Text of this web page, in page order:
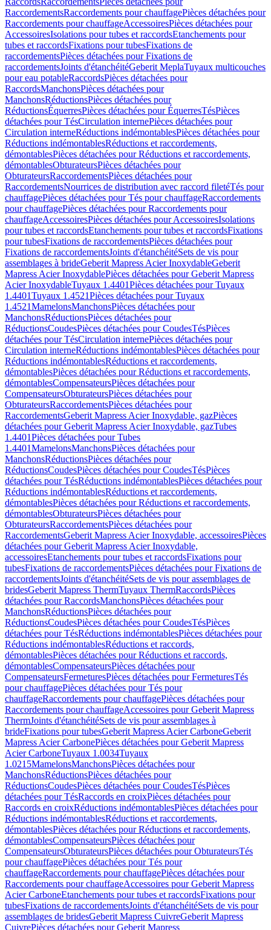
RaccordementsRaccordements pour chauffagePièces détachées pour
Raccordements pour chauffageAccessoiresPièces détachées pour
AccessoiresIsolations pour tubes et raccordsEtanchements pour
tubes et raccordsFixations pour tubesFixations de
raccordementsPièces détachées pour Fixations de
raccordementsJoints d'étanchéitéGeberit MeplaTuyaux multicouches
pour eau potableRaccordsPièces détachées pour
RaccordsManchonsPièces détachées pour
ManchonsRéductionsPièces détachées pour
RéductionsÉquerresPièces détachées pour ÉquerresTésPièces
détachées pour TésCirculation internePièces détachées pour
Circulation interneRéductions indémontablesPièces détachées pour
Réductions indémontablesRéductions et raccordements,
démontablesPièces détachées pour Réductions et raccordements,
démontablesObturateursPièces détachées pour
ObturateursRaccordementsPièces détachées pour
RaccordementsNourrices de distribution avec raccord filetéTés pour
chauffagePièces détachées pour Tés pour chauffageRaccordements
pour chauffagePièces détachées pour Raccordements pour
chauffageAccessoiresPièces détachées pour AccessoiresIsolations
pour tubes et raccordsEtanchements pour tubes et raccordsFixations
pour tubesFixations de raccordementsPièces détachées pour
Fixations de raccordementsJoints d'étanchéitéSets de vis pour
assemblages à brideGeberit Mapress Acier InoxydableGeberit
Mapress Acier InoxydablePièces détachées pour Geberit Mapress
Acier InoxydableTuyaux 1.4401Pièces détachées pour Tuyaux
1.4401Tuyaux 1.4521Pièces détachées pour Tuyaux
1.4521MamelonsManchonsPièces détachées pour
ManchonsRéductionsPièces détachées pour
RéductionsCoudesPièces détachées pour CoudesTésPièces
détachées pour TésCirculation internePièces détachées pour
Circulation interneRéductions indémontablesPièces détachées pour
Réductions indémontablesRéductions et raccordements,
démontablesPièces détachées pour Réductions et raccordements,
démontablesCompensateursPièces détachées pour
CompensateursObturateursPièces détachées pour
ObturateursRaccordementsPièces détachées pour
RaccordementsGeberit Mapress Acier Inoxydable, gazPièces
détachées pour Geberit Mapress Acier Inoxydable, gazTubes
1.4401Pièces détachées pour Tubes
1.4401MamelonsManchonsPièces détachées pour
ManchonsRéductionsPièces détachées pour
RéductionsCoudesPièces détachées pour CoudesTésPièces
détachées pour TésRéductions indémontablesPièces détachées pour
Réductions indémontablesRéductions et raccordements,
démontablesPièces détachées pour Réductions et raccordements,
démontablesObturateursPièces détachées pour
ObturateursRaccordementsPièces détachées pour
RaccordementsGeberit Mapress Acier Inoxydable, accessoiresPièces
détachées pour Geberit Mapress Acier Inoxydable,
accessoiresEtanchements pour tubes et raccordsFixations pour
tubesFixations de raccordementsPièces détachées pour Fixations de
raccordementsJoints d'étanchéitéSets de vis pour assemblages de
bridesGeberit Mapress ThermTuyaux ThermRaccordsPièces
détachées pour RaccordsManchonsPièces détachées pour
ManchonsRéductionsPièces détachées pour
RéductionsCoudesPièces détachées pour CoudesTésPièces
détachées pour TésRéductions indémontablesPièces détachées pour
Réductions indémontablesRéductions et raccords,
démontablesPièces détachées pour Réductions et raccords,
démontablesCompensateursPièces détachées pour
CompensateursFermeturesPièces détachées pour FermeturesTés
pour chauffagePièces détachées pour Tés pour
chauffageRaccordements pour chauffagePièces détachées pour
Raccordements pour chauffageAccessoires pour Geberit Mapress
ThermJoints d'étanchéitéSets de vis pour assemblages à
brideFixations pour tubesGeberit Mapress Acier CarboneGeberit
Mapress Acier CarbonePièces détachées pour Geberit Mapress
Acier CarboneTuyaux 1.0034Tuyaux
1.0215MamelonsManchonsPièces détachées pour
ManchonsRéductionsPièces détachées pour
RéductionsCoudesPièces détachées pour CoudesTésPièces
détachées pour TésRaccords en croixPièces détachées pour
Raccords en croixRéductions indémontablesPièces détachées pour
Réductions indémontablesRéductions et raccordements,
démontablesPièces détachées pour Réductions et raccordements,
démontablesCompensateursPièces détachées pour
CompensateursObturateursPièces détachées pour ObturateursTés
pour chauffagePièces détachées pour Tés pour
chauffageRaccordements pour chauffagePièces détachées pour
Raccordements pour chauffageAccessoires pour Geberit Mapress
Acier CarboneEtanchements pour tubes et raccordsFixations pour
tubesFixations de raccordementsJoints d'étanchéitéSets de vis pour
assemblages de bridesGeberit Mapress CuivreGeberit Mapress
CuivrePièces détachées pour Geberit Mapress